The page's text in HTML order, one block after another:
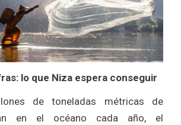
lo que Niza espera conseguir
de toneladas métricas de
en el océano cada año, el